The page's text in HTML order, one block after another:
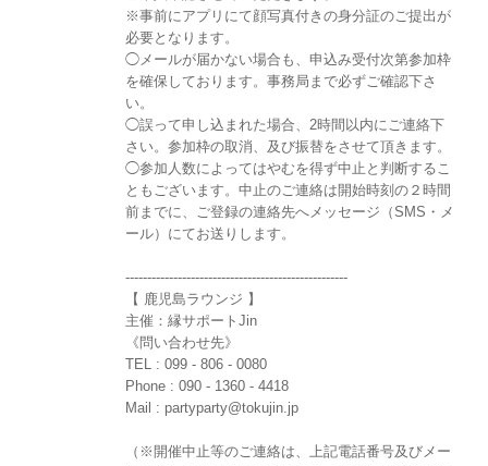
※事前にアプリにて顔写真付きの身分証のご提出が
必要となります。
◯メールが届かない場合も、申込み受付次第参加枠
を確保しております。事務局まで必ずご確認下さ
い。
◯誤って申し込まれた場合、2時間以内にご連絡下
さい。参加枠の取消、及び振替をさせて頂きます。
◯参加人数によってはやむを得ず中止と判断するこ
ともございます。中止のご連絡は開始時刻の２時間
前までに、ご登録の連絡先へメッセージ（SMS・メ
ール）にてお送りします。
---------------------------------------------------
【 鹿児島ラウンジ 】
主催：縁サポートJin
《問い合わせ先》
TEL : 099 - 806 - 0080
Phone : 090 - 1360 - 4418
Mail : partyparty@tokujin.jp
（※開催中止等のご連絡は、上記電話番号及びメー